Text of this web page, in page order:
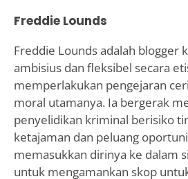
Freddie Lounds
Freddie Lounds adalah blogger
ambisius dan fleksibel secara
memperlakukan pengejaran
moral utamanya. Ia bergerak
penyelidikan kriminal berisiko
ketajaman dan peluang
memasukkan dirinya ke dalam
untuk mengamankan skop